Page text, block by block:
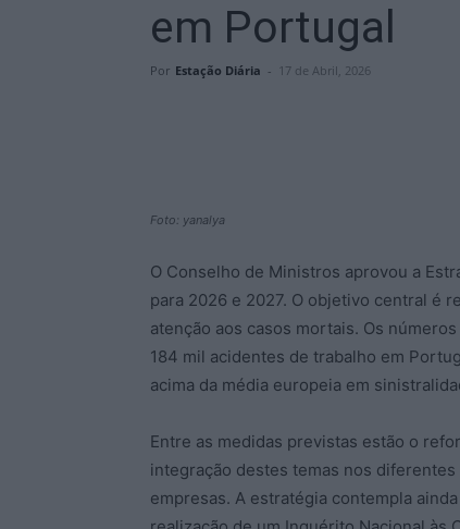
em Portugal
Por Estação Diária - 17 de Abril, 2026
Foto: yanalya
O Conselho de Ministros aprovou a
para 2026 e 2027. O objetivo central é
atenção aos casos mortais. Os
184 mil acidentes de trabalho em
acima da média europeia em
Entre as medidas previstas estão o
integração destes temas nos
empresas. A estratégia contempla